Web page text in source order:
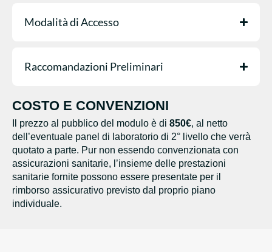
Modalità di Accesso
Raccomandazioni Preliminari
COSTO E CONVENZIONI
Il prezzo al pubblico del modulo è di 850€, al netto
dell’eventuale panel di laboratorio di 2° livello che verrà
quotato a parte. Pur non essendo convenzionata con
assicurazioni sanitarie, l’insieme delle prestazioni
sanitarie fornite possono essere presentate per il
rimborso assicurativo previsto dal proprio piano
individuale.